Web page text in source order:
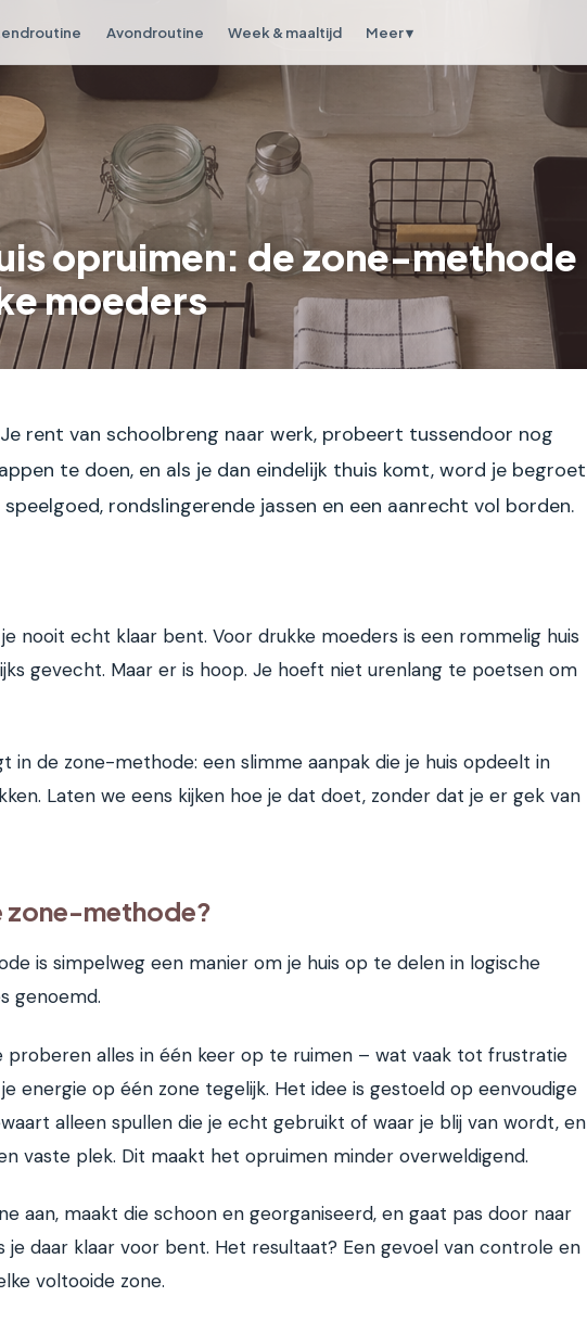
Avondroutine Week & maaltijd Meer ▾
opruimen: de zone-methode
moeders
rent van schoolbreng naar werk, probeert tussendoor nog
te doen, en als je dan eindelijk thuis komt, word je begroet
rondslingerende jassen en een aanrecht vol borden.
nooit echt klaar bent. Voor drukke moeders is een rommelig huis
gevecht. Maar er is hoop. Je hoeft niet urenlang te poetsen om
in de zone-methode: een slimme aanpak die je huis opdeelt in
Laten we eens kijken hoe je dat doet, zonder dat je er gek van
zone-methode?
is simpelweg een manier om je huis op te delen in logische
genoemd.
proberen alles in één keer op te ruimen – wat vaak tot frustratie
energie op één zone tegelijk. Het idee is gestoeld op eenvoudige
alleen spullen die je echt gebruikt of waar je blij van wordt, en
vaste plek. Dit maakt het opruimen minder overweldigend.
aan, maakt die schoon en georganiseerd, en gaat pas door naar
je daar klaar voor bent. Het resultaat? Een gevoel van controle en
voltooide zone.